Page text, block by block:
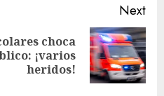
Next
choca
¡varios
heridos!